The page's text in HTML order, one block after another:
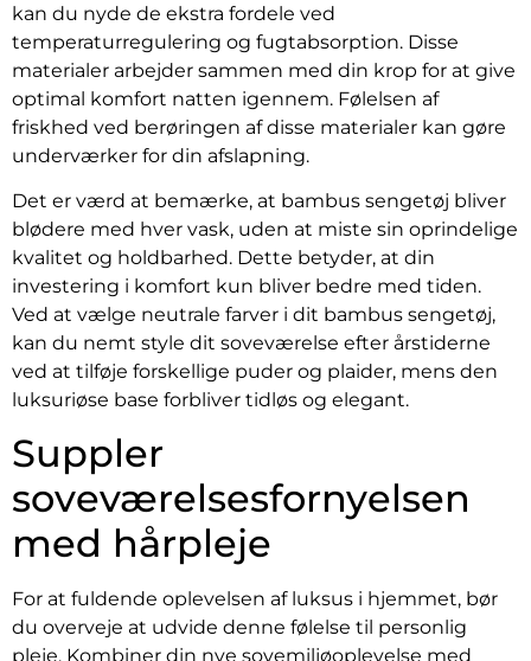
kan du nyde de ekstra fordele ved
temperaturregulering og fugtabsorption. Disse
materialer arbejder sammen med din krop for at give
optimal komfort natten igennem. Følelsen af
friskhed ved berøringen af disse materialer kan gøre
underværker for din afslapning.
Det er værd at bemærke, at bambus sengetøj bliver
blødere med hver vask, uden at miste sin oprindelige
kvalitet og holdbarhed. Dette betyder, at din
investering i komfort kun bliver bedre med tiden.
Ved at vælge neutrale farver i dit bambus sengetøj,
kan du nemt style dit soveværelse efter årstiderne
ved at tilføje forskellige puder og plaider, mens den
luksuriøse base forbliver tidløs og elegant.
Suppler
soveværelsesfornyelsen
med hårpleje
For at fuldende oplevelsen af luksus i hjemmet, bør
du overveje at udvide denne følelse til personlig
pleje. Kombiner din nye sovemiljøoplevelse med